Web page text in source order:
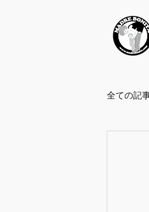
全ての記
養
ボ